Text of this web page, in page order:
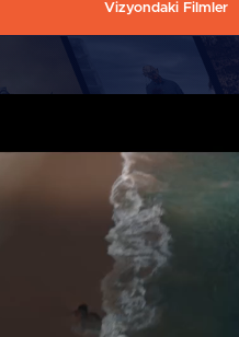
Vizyondaki Filmler